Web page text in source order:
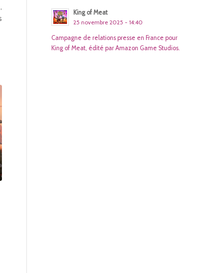
King of Meat
25 novembre 2025 - 14:40
Campagne de relations presse en France pour
King of Meat, édité par Amazon Game Studios.